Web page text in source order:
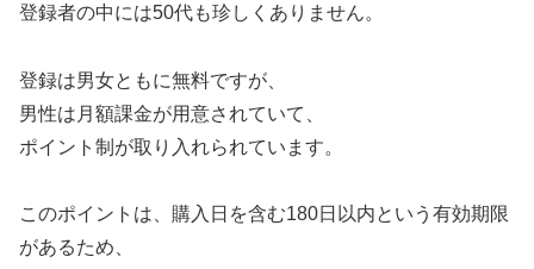
登録者の中には50代も珍しくありません。
登録は男女ともに無料ですが、
男性は月額課金が用意されていて、
ポイント制が取り入れられています。
このポイントは、購入日を含む180日以内という有効期限
があるため、